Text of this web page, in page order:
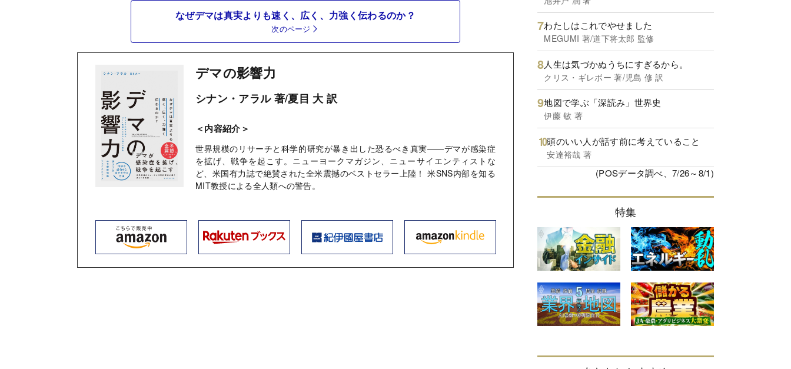
なぜデマは真実よりも速く、広く、力強く伝わるのか？
次のページ
デマの影響力
シナン・アラル 著/夏目 大 訳
＜内容紹介＞
世界規模のリサーチと科学的研究が暴き出した恐るべき真実――デマが感染症
を拡げ、戦争を起こす。ニューヨークマガジン、ニューサイエンティストな
ど、米国有力誌で絶賛された全米震撼のベストセラー上陸！ 米SNS内部を知る
MIT教授による全人類への警告。
わたしはこれでやせました
MEGUMI 著/道下将太郎 監修
人生は気づかぬうちにすぎるから。
クリス・ギレボー 著/児島 修 訳
地図で学ぶ「深読み」世界史
伊藤 敏 著
頭のいい人が話す前に考えていること
安達裕哉 著
(POSデータ調べ、7/26～8/1)
特集